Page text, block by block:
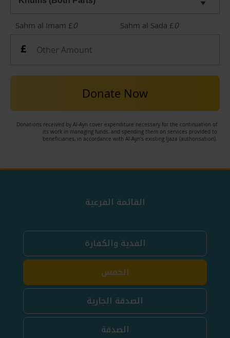
Sahm al Imam £0 Sahm al Sada £0
Donate Now
Donations received by Al-Ayn cover expenditure necessary for the continuation of
its work in managing funds, and spending them on services provided to
beneficiaries, in accordance with Al-Ayn’s existing Ijaza (authorisation).
القائمة الفرعية
الفدية والكفارة
الخمس
الصدقة الجارية
الصدقة